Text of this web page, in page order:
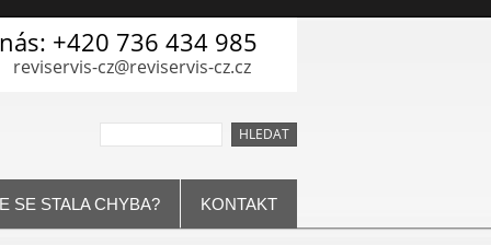
+420 736 434 985
reviservis-cz@reviservis-cz.cz
SE STALA CHYBA? KONTAKT